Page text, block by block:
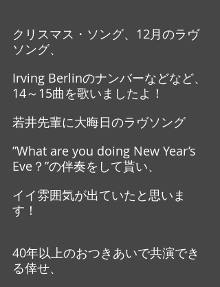
クリスマス・ソング、12月のラヴ
ソング、
Irving Berlinのナンバーなどなど、
14～15曲を歌いましたよ！
若井先輩に大晦日のラヴソング
”What are you doing New Year’s
Eve？”の伴奏をして貰い、
イイ雰囲気が出ていたと思いま
す！
40年以上のおつきあいで共演でき
る倖せ、